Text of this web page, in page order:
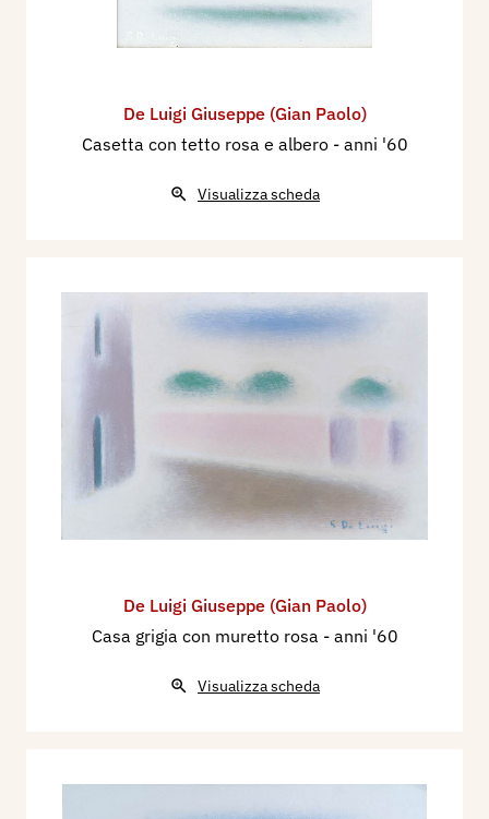
De Luigi Giuseppe (Gian Paolo)
Casetta con tetto rosa e albero - anni '60
Visualizza scheda
De Luigi Giuseppe (Gian Paolo)
Casa grigia con muretto rosa - anni '60
Visualizza scheda